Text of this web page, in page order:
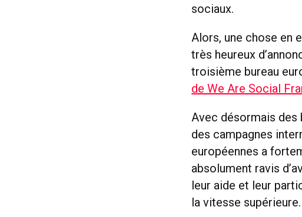
sociaux.
Alors, une chose en
très heureux
troisième bureau
de We Are Social
Avec désormais des
des campagnes
européennes a
absolument ravis
leur aide et leur
la vitesse supérieure.